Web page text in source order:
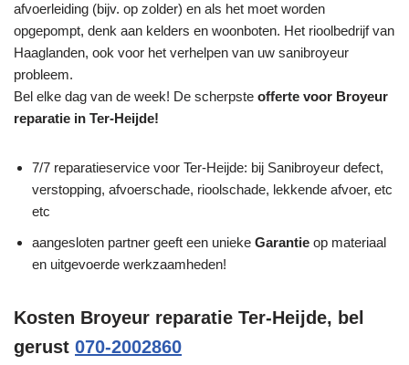
afvoerleiding (bijv. op zolder) en als het moet worden
opgepompt, denk aan kelders en woonboten. Het rioolbedrijf van
Haaglanden, ook voor het verhelpen van uw sanibroyeur
probleem.
Bel elke dag van de week! De scherpste offerte voor Broyeur
reparatie in Ter-Heijde!
7/7 reparatieservice voor Ter-Heijde: bij Sanibroyeur defect,
verstopping, afvoerschade, rioolschade, lekkende afvoer, etc
etc
aangesloten partner geeft een unieke Garantie op materiaal
en uitgevoerde werkzaamheden!
Kosten Broyeur reparatie Ter-Heijde, bel
gerust 070-2002860